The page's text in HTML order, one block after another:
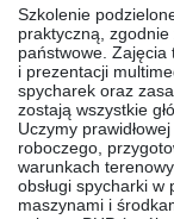
Szkolenie
praktyczną,
państwowe. Zajęcia
i prezentacji
spycharek oraz
zostają wszystkie
Uczymy
roboczego,
warunkach
obsługi spycharki w
maszynami i